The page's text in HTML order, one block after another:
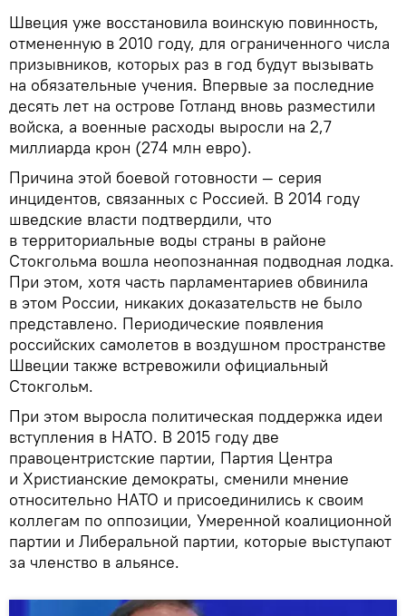
Швеция уже восстановила воинскую повинность,
отмененную в 2010 году, для ограниченного числа
призывников, которых раз в год будут вызывать
на обязательные учения. Впервые за последние
десять лет на острове Готланд вновь разместили
войска, а военные расходы выросли на 2,7
миллиарда крон (274 млн евро).
Причина этой боевой готовности — серия
инцидентов, связанных с Россией. В 2014 году
шведские власти подтвердили, что
в территориальные воды страны в районе
Стокгольма вошла неопознанная подводная лодка.
При этом, хотя часть парламентариев обвинила
в этом России, никаких доказательств не было
представлено. Периодические появления
российских самолетов в воздушном пространстве
Швеции также встревожили официальный
Стокгольм.
При этом выросла политическая поддержка идеи
вступления в НАТО. В 2015 году две
правоцентристские партии, Партия Центра
и Христианские демократы, сменили мнение
относительно НАТО и присоединились к своим
коллегам по оппозиции, Умеренной коалиционной
партии и Либеральной партии, которые выступают
за членство в альянсе.